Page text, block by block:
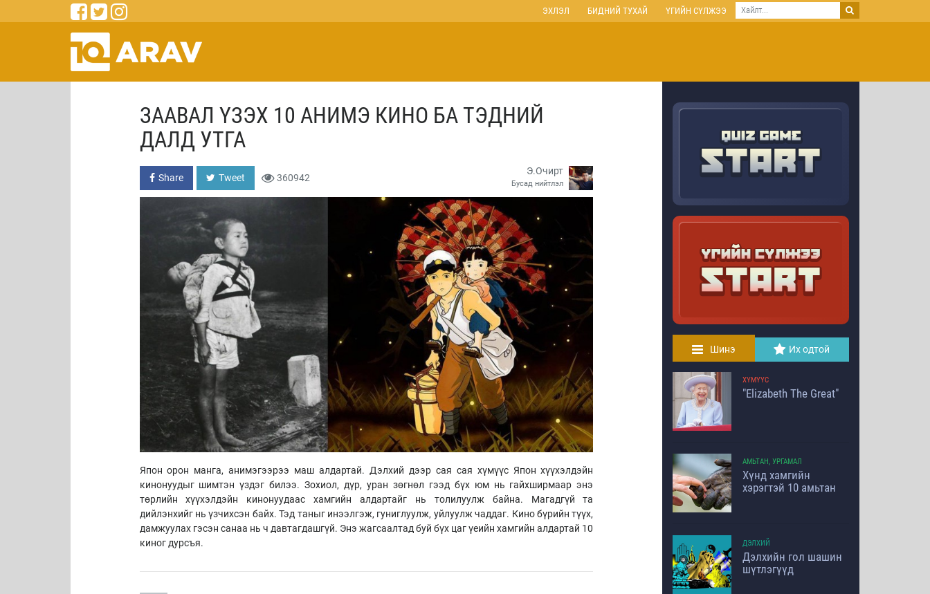
ЭХЛЭЛ БИДНИЙ ТУХАЙ ҮГИЙН СҮЛЖЭЭ
ЗААВАЛ ҮЗЭХ 10 АНИМЭ КИНО БА ТЭДНИЙ
ДАЛД УТГА
Share Tweet 360942
Э.Очирт
Бусад нийтлэл
Япон орон манга, анимэгээрээ маш алдартай. Дэлхий дээр сая сая хүмүүс Япон хүүхэлдэйн
кинонуудыг шимтэн үздэг билээ. Зохиол, дүр, уран зөгнөл гээд бүх юм нь гайхширмаар энэ
төрлийн хүүхэлдэйн кинонуудаас хамгийн алдартайг нь толилуулж байна. Магадгүй та
дийлэнхийг нь үзчихсэн байх. Тэд таныг инээлгэж, гуниглуулж, уйлуулж чаддаг. Кино бүрийн түүх,
дамжуулах гэсэн санаа нь ч давтагдашгүй. Энэ жагсаалтад буй бүх цаг үеийн хамгийн алдартай 10
киног дурсъя.
Шинэ Их одтой
ХҮМҮҮС
"Elizabeth The Great"
АМЬТАН, УРГАМАЛ
Хүнд хамгийн
хэрэгтэй 10 амьтан
ДЭЛХИЙ
Дэлхийн гол шашин
шүтлэгүүд